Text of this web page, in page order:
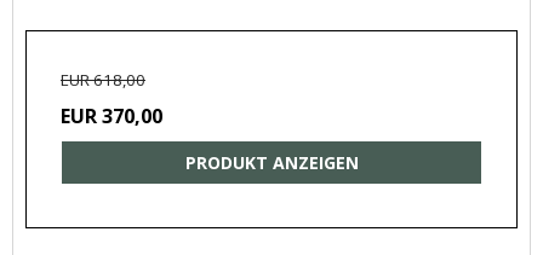
EUR 618,00
EUR 370,00
PRODUKT ANZEIGEN